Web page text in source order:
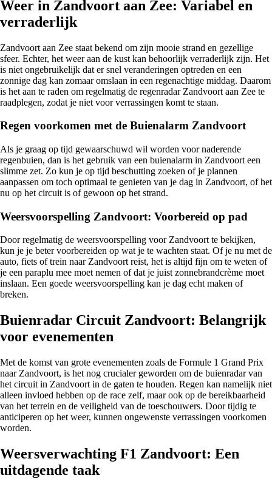
Weer in Zandvoort aan Zee: Variabel en
verraderlijk
Zandvoort aan Zee staat bekend om zijn mooie strand en gezellige
sfeer. Echter, het weer aan de kust kan behoorlijk verraderlijk zijn. Het
is niet ongebruikelijk dat er snel veranderingen optreden en een
zonnige dag kan zomaar omslaan in een regenachtige middag. Daarom
is het aan te raden om regelmatig de regenradar Zandvoort aan Zee te
raadplegen, zodat je niet voor verrassingen komt te staan.
Regen voorkomen met de Buienalarm Zandvoort
Als je graag op tijd gewaarschuwd wil worden voor naderende
regenbuien, dan is het gebruik van een buienalarm in Zandvoort een
slimme zet. Zo kun je op tijd beschutting zoeken of je plannen
aanpassen om toch optimaal te genieten van je dag in Zandvoort, of het
nu op het circuit is of gewoon op het strand.
Weersvoorspelling Zandvoort: Voorbereid op pad
Door regelmatig de weersvoorspelling voor Zandvoort te bekijken,
kun je je beter voorbereiden op wat je te wachten staat. Of je nu met de
auto, fiets of trein naar Zandvoort reist, het is altijd fijn om te weten of
je een paraplu mee moet nemen of dat je juist zonnebrandcrème moet
inslaan. Een goede weersvoorspelling kan je dag echt maken of
breken.
Buienradar Circuit Zandvoort: Belangrijk
voor evenementen
Met de komst van grote evenementen zoals de Formule 1 Grand Prix
naar Zandvoort, is het nog crucialer geworden om de buienradar van
het circuit in Zandvoort in de gaten te houden. Regen kan namelijk niet
alleen invloed hebben op de race zelf, maar ook op de bereikbaarheid
van het terrein en de veiligheid van de toeschouwers. Door tijdig te
anticiperen op het weer, kunnen ongewenste verrassingen voorkomen
worden.
Weersverwachting F1 Zandvoort: Een
uitdagende taak